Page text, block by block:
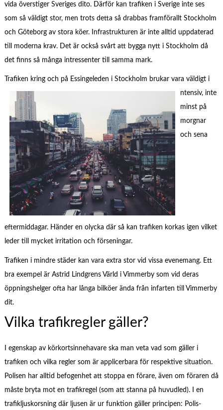
vida överstiger Sveriges dito. Därför kan trafiken i Sverige inte ses
som så väldigt stor, men trots detta så drabbas framförallt Stockholm
och Göteborg av stora köer. Infrastrukturen är inte alltid uppdaterad
till moderna krav. Det är också svårt att bygga nytt i Stockholm då
det finns så många intressenter till samma mark.
Trafiken kring och på Essingeleden i Stockholm brukar vara väldigt i
ntensiv, inte
minst på
morgnar
och sena
eftermiddagar. Händer en olycka där så kan trafiken korkas igen vilket
leder till mycket irritation och förseningar.
Trafiken i mindre städer kan vara extra stor vid vissa evenemang. Ett
bra exempel är Astrid Lindgrens Värld i Vimmerby som vid deras
öppningshelger ofta har långa bilköer ända från infarten till Vimmerby
dit.
Vilka trafikregler gäller?
I egenskap av körkortsinnehavare ska man veta vad som gäller i
trafiken och vilka regler som är applicerbara för respektive situation.
Polisen har alltid befogenhet att stoppa en förare, även om föraren då
måste bryta mot en trafikregel (som att stanna på huvudled). I en
trafikljuskorsning där ljusen är ur funktion gäller principen: Polis-